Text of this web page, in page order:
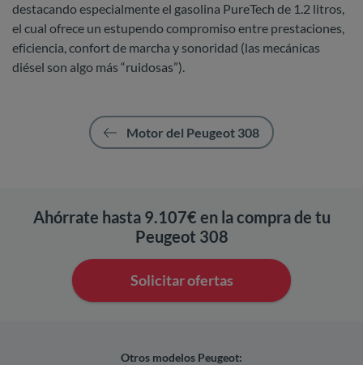
destacando especialmente el gasolina PureTech de 1.2 litros,
el cual ofrece un estupendo compromiso entre prestaciones,
eficiencia, confort de marcha y sonoridad (las mecánicas
diésel son algo más “ruidosas”).
Motor del Peugeot 308
Ahórrate hasta 9.107€ en la compra de tu
Peugeot 308
Solicitar ofertas
Otros modelos Peugeot: